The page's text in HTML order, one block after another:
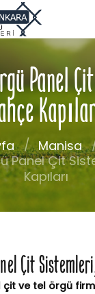
Panel
Manisa
Panel Çit
Kapıları
Çit
çit ve tel örgü